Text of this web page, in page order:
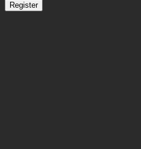
Register